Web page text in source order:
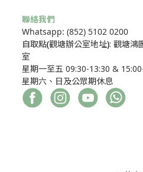
聯絡我們
Whatsapp: (852) 5102 0200
自取點(觀塘辦公室地址): 觀塘鴻
室
星期一至五 09:30-13:30 &
星期六、日及公眾期休息